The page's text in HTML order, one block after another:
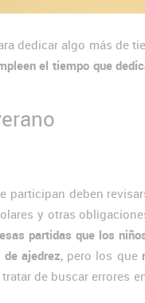
dedicar algo más de
el tiempo que
participan deben
y otras
partidas que los
ajedrez, pero los que
de buscar errores